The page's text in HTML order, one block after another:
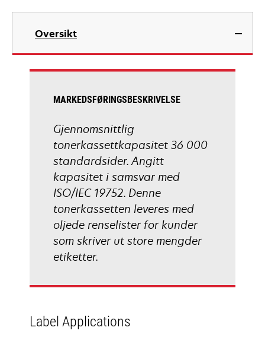
Oversikt
MARKEDSFØRINGSBESKRIVELSE
Gjennomsnittlig
tonerkassettkapasitet 36 000
standardsider. Angitt
kapasitet i samsvar med
ISO/IEC 19752. Denne
tonerkassetten leveres med
oljede renselister for kunder
som skriver ut store mengder
etiketter.
Label Applications